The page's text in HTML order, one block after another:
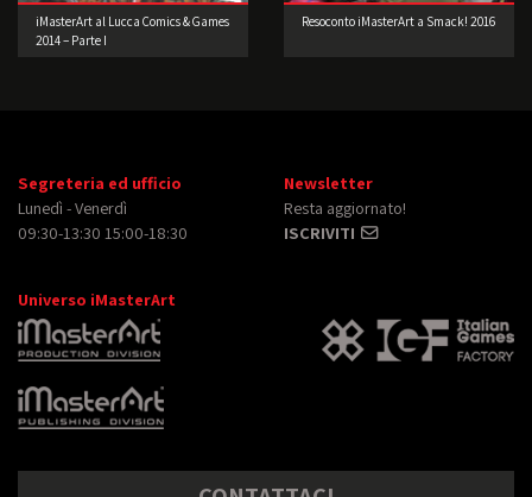
iMasterArt al Lucca Comics & Games
2014 – Parte I
Resoconto iMasterArt a Smack! 2016
Segreteria ed ufficio
Lunedì - Venerdì
09:30-13:30 15:00-18:30
Newsletter
Resta aggiornato!
ISCRIVITI
Universo iMasterArt